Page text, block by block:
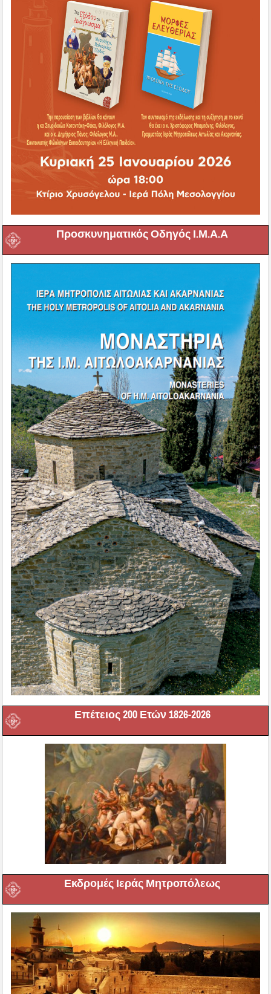
Προσκυνηματικός Οδηγός Ι.Μ.Α.Α
Επέτειος 200 Ετών 1826-2026
Εκδρομές Ιεράς Μητροπόλεως